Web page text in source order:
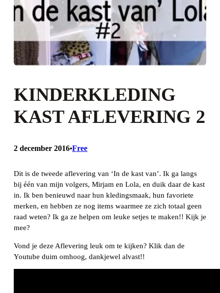
KINDERKLEDING
KAST AFLEVERING 2
2 december 2016•Free
Dit is de tweede aflevering van ‘In de kast van’. Ik ga langs
bij één van mijn volgers, Mirjam en Lola, en duik daar de kast
in. Ik ben benieuwd naar hun kledingsmaak, hun favoriete
merken, en hebben ze nog items waarmee ze zich totaal geen
raad weten? Ik ga ze helpen om leuke setjes te maken!! Kijk je
mee?
Vond je deze Aflevering leuk om te kijken? Klik dan de
Youtube duim omhoog, dankjewel alvast!!